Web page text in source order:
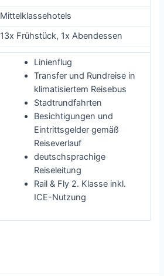
Mittelklassehotels
13x Frühstück, 1x Abendessen
Linienflug
Transfer und Rundreise in
klimatisiertem Reisebus
Stadtrundfahrten
Besichtigungen und
Eintrittsgelder gemäß
Reiseverlauf
deutschsprachige
Reiseleitung
Rail & Fly 2. Klasse inkl.
ICE-Nutzung